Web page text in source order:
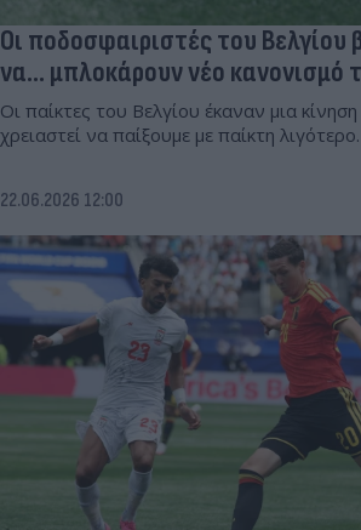
Οι ποδοσφαιριστές του Βελγίου
να... μπλοκάρουν νέο κανονισμό
Οι παίκτες του Βελγίου έκαναν μια
χρειαστεί να παίξουμε με παίκτη λιγότερο.
22.06.2026 12:00